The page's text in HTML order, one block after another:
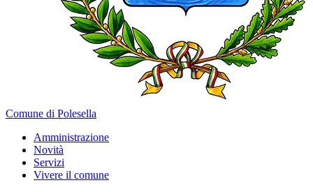
Comune di Polesella
Amministrazione
Novità
Servizi
Vivere il comune